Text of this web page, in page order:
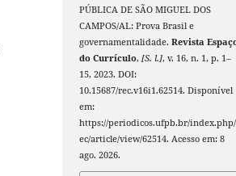
PÚBLICA DE SÃO MIGUEL DOS
CAMPOS/AL: Prova Brasil e
governamentalidade.Revista
do Currículo,[S. l.], v. 16, n. 1, p. 1–
15, 2023. DOI:
10.15687/rec.v16i1.62514. Disponível
em:
https://periodicos.ufpb.br/
ec/article/view/62514. Acesso em: 8
ago. 2026.